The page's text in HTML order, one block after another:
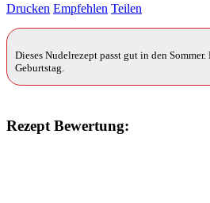
Drucken Empfehlen Teilen
Dieses Nudelrezept passt gut in den
Geburtstag.
Rezept Bewertung: